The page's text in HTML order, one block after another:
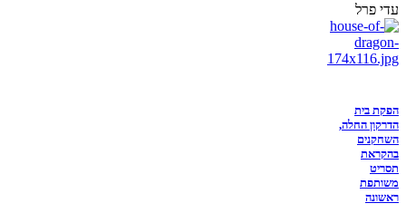
עדי פרל
הפקת בית
הדרקון החלה,
השחקנים
בהקראת
תסריט
משותפת
ראשונה